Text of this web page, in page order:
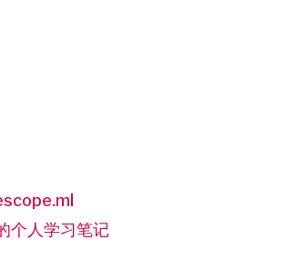
个人学习笔记